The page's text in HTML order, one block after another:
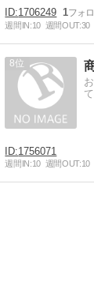
1706249 1
週間IN:10 週間OUT:30
8
1756071
週間IN:10 週間OUT:10